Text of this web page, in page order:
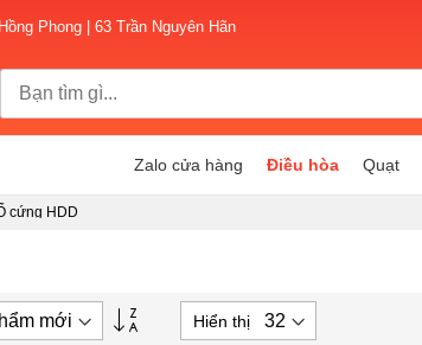
Phong | 63 Trần Nguyên Hãn
Zalo cửa hàng Điều hòa Quạt
cứng HDD
lập
Hiển thị